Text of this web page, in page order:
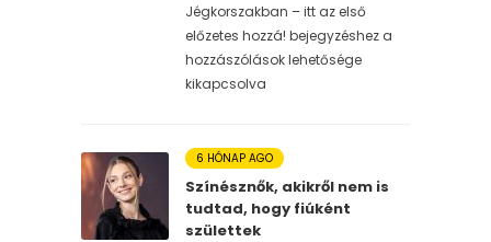
Jégkorszakban – itt az első
előzetes hozzá! bejegyzéshez a
hozzászólások lehetősége
kikapcsolva
6 HÓNAP AGO
Színésznők, akikről nem is
tudtad, hogy fiúként
születtek